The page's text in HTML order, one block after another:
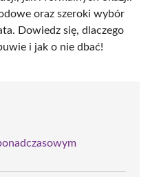
oraz szeroki wybór
Dowiedz się, dlaczego
i jak o nie dbać!